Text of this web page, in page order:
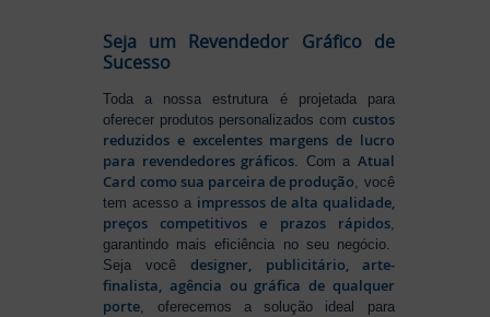
Seja um Revendedor Gráfico de
Sucesso
Toda a nossa estrutura é projetada para
oferecer produtos personalizados com custos
reduzidos e excelentes margens de lucro
para revendedores gráficos . Com a Atual
Card como sua parceira de produção , você
tem acesso a impressos de alta qualidade,
preços competitivos e prazos rápidos,
garantindo mais eficiência no seu negócio.
Seja vocêdesigner, publicitário, arte-
finalista, agência ou gráfica de qualquer
porte , oferecemos a solução ideal para